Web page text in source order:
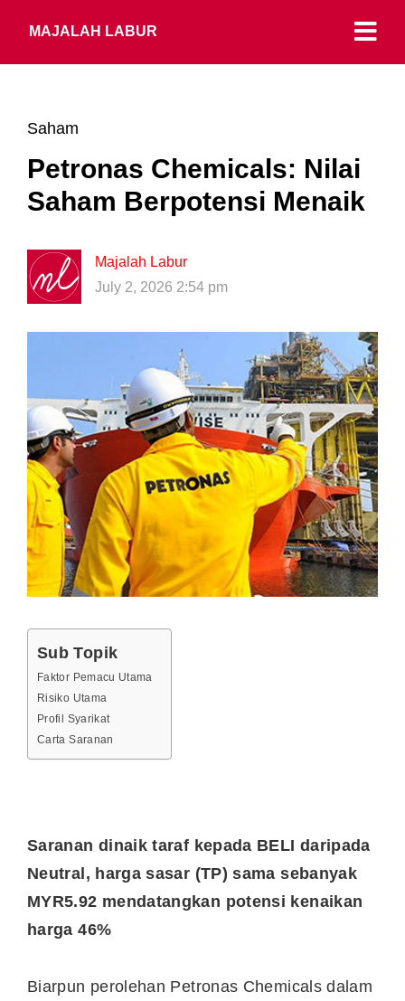
MAJALAH LABUR
Saham
Petronas Chemicals: Nilai
Saham Berpotensi Menaik
Majalah Labur
July 2, 2026 2:54 pm
Sub Topik
Faktor Pemacu Utama
Risiko Utama
Profil Syarikat
Carta Saranan
Saranan dinaik taraf kepada BELI daripada
Neutral, harga sasar (TP) sama sebanyak
MYR5.92 mendatangkan potensi kenaikan
harga 46%
Biarpun perolehan Petronas Chemicals dalam